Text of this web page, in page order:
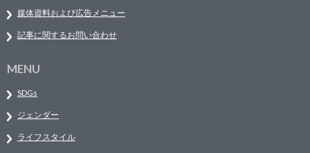
媒体資料および広告メニュー
記事に関するお問い合わせ
MENU
SDGs
ジェンダー
ライフスタイル